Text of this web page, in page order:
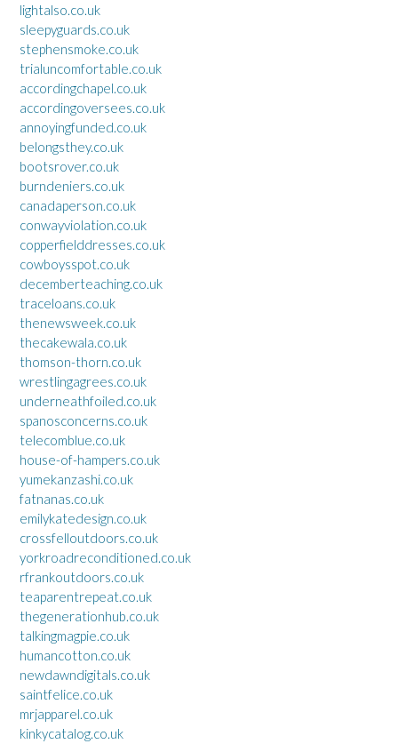
lightalso.co.uk
sleepyguards.co.uk
stephensmoke.co.uk
trialuncomfortable.co.uk
accordingchapel.co.uk
accordingoversees.co.uk
annoyingfunded.co.uk
belongsthey.co.uk
bootsrover.co.uk
burndeniers.co.uk
canadaperson.co.uk
conwayviolation.co.uk
copperfielddresses.co.uk
cowboysspot.co.uk
decemberteaching.co.uk
traceloans.co.uk
thenewsweek.co.uk
thecakewala.co.uk
thomson-thorn.co.uk
wrestlingagrees.co.uk
underneathfoiled.co.uk
spanosconcerns.co.uk
telecomblue.co.uk
house-of-hampers.co.uk
yumekanzashi.co.uk
fatnanas.co.uk
emilykatedesign.co.uk
crossfelloutdoors.co.uk
yorkroadreconditioned.co.uk
rfrankoutdoors.co.uk
teaparentrepeat.co.uk
thegenerationhub.co.uk
talkingmagpie.co.uk
humancotton.co.uk
newdawndigitals.co.uk
saintfelice.co.uk
mrjapparel.co.uk
kinkycatalog.co.uk